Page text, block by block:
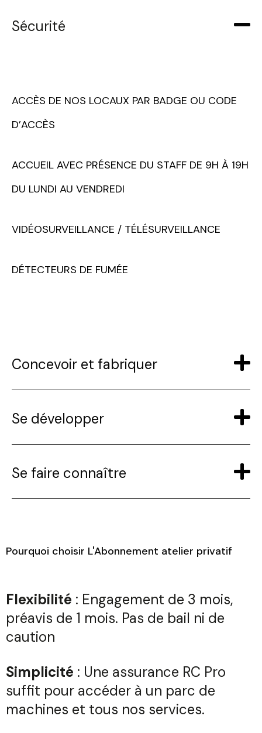
Sécurité
ACCÈS DE NOS LOCAUX PAR BADGE OU CODE
D’ACCÈS
ACCUEIL AVEC PRÉSENCE DU STAFF DE 9H À 19H
DU LUNDI AU VENDREDI
VIDÉOSURVEILLANCE / TÉLÉSURVEILLANCE
DÉTECTEURS DE FUMÉE
Concevoir et fabriquer
Se développer
Se faire connaître
Pourquoi choisir L'Abonnement atelier privatif
Flexibilité : Engagement de 3 mois,
préavis de 1 mois. Pas de bail ni de
caution
Simplicité : Une assurance RC Pro
suffit pour accéder à un parc de
machines et tous nos services.
Sélectionnez une manufacture
Valider
Votre
Téléphone
mots...
Envoyer